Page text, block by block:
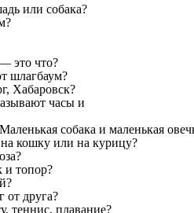
или собака?
это что?
шлагбаум?
Хабаровск?
часы и
собака и маленькая
кошку или на курицу?
и топор?
от друга?
теннис, плавание?